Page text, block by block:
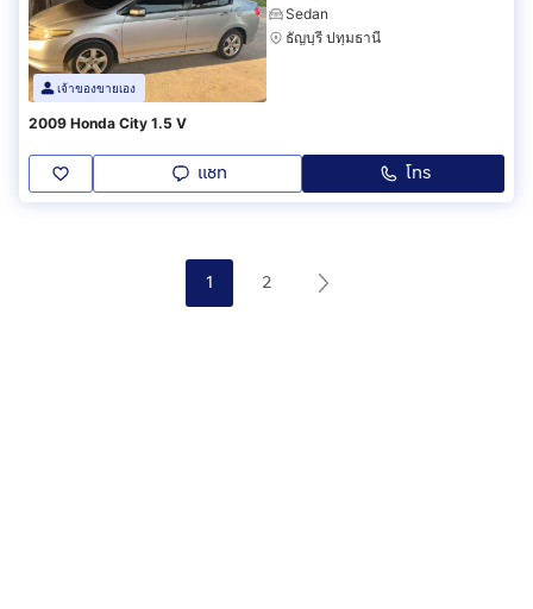
เจ้าของขายเอง
Sedan
ธัญบุรี ปทุมธานี
2009 Honda City 1.5 V
แชท โทร
1 2